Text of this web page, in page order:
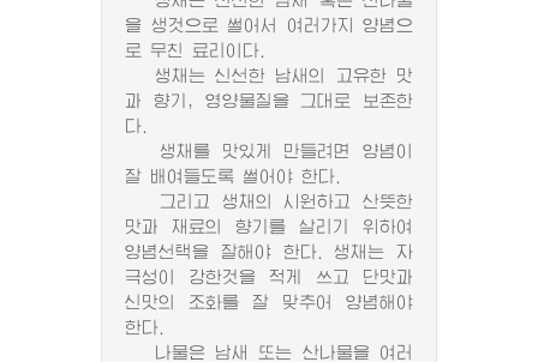
을 생것으로 썰어서 여러가지 양념으
로 무친 료리이다.
생채는 신선한 남새의 고유한 맛
과 향기, 영양물질을 그대로 보존한
다.
생채를 맛있게 만들려면 양념이
잘 배여들도록 썰어야 한다.
그리고 생채의 시원하고 산뜻한
맛과 재료의 향기를 살리기 위하여
양념선택을 잘해야 한다. 생채는 자
극성이 강한것을 적게 쓰고 단맛과
신맛의 조화를 잘 맞추어 양념해야
한다.
나물은 남새 또는 산나물을 여러